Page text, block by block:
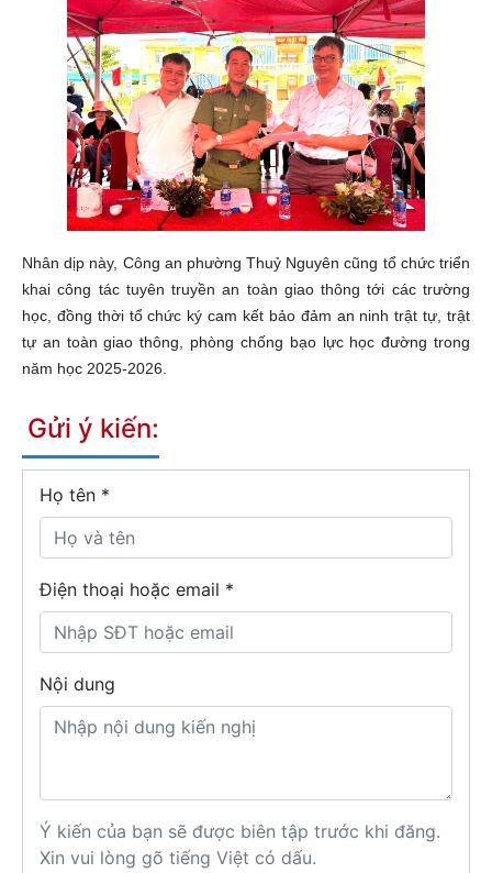
Nhân dịp này, Công an phường Thuỷ Nguyên cũng tổ chức triển
khai công tác tuyên truyền an toàn giao thông tới các trường
học, đồng thời tổ chức ký cam kết bảo đảm an ninh trật tự, trật
tự an toàn giao thông, phòng chống bạo lực học đường trong
năm học 2025-2026.
Gửi ý kiến:
Họ tên *
Điện thoại hoặc email *
Nội dung
Ý kiến của bạn sẽ được biên tập trước khi đăng.
Xin vui lòng gõ tiếng Việt có dấu.